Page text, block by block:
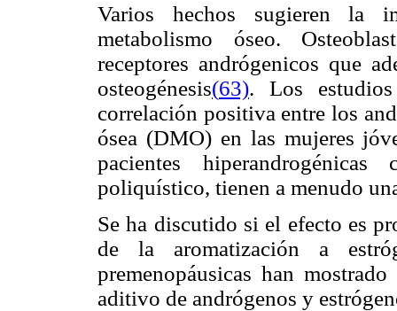
Varios hechos sugieren la
metabolismo óseo.
receptores andrógenicos que
osteogénesis(63). Los estudios
correlación positiva entre los
ósea (DMO) en las mujeres
pacientes
poliquístico, tienen a menudo
Se ha discutido si el efecto es
de la aromatización a
premenopáusicas han
aditivo de andrógenos y